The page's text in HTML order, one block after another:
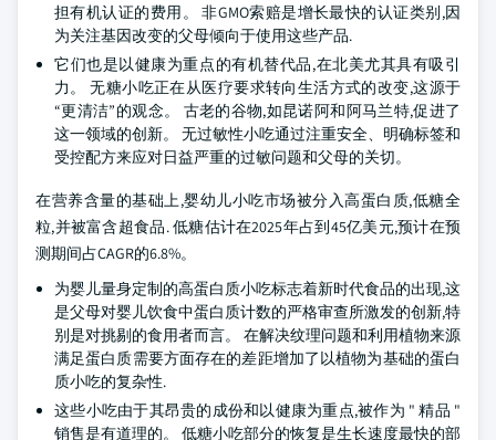
担有机认证的费用。 非GMO索赔是增长最快的认证类别,因
为关注基因改变的父母倾向于使用这些产品.
它们也是以健康为重点的有机替代品,在北美尤其具有吸引
力。 无糖小吃正在从医疗要求转向生活方式的改变,这源于
“更清洁”的观念。 古老的谷物,如昆诺阿和阿马兰特,促进了
这一领域的创新。 无过敏性小吃通过注重安全、明确标签和
受控配方来应对日益严重的过敏问题和父母的关切。
在营养含量的基础上,婴幼儿小吃市场被分入高蛋白质,低糖全
粒,并被富含超食品. 低糖估计在2025年占到45亿美元,预计在预
测期间占CAGR的6.8%。
为婴儿量身定制的高蛋白质小吃标志着新时代食品的出现,这
是父母对婴儿饮食中蛋白质计数的严格审查所激发的创新,特
别是对挑剔的食用者而言。 在解决纹理问题和利用植物来源
满足蛋白质需要方面存在的差距增加了以植物为基础的蛋白
质小吃的复杂性.
这些小吃由于其昂贵的成份和以健康为重点,被作为 " 精品 "
销售是有道理的。 低糖小吃部分的恢复是生长速度最快的部